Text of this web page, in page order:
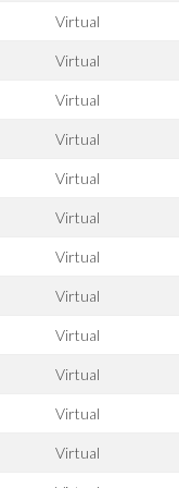
Virtual
Virtual
Virtual
Virtual
Virtual
Virtual
Virtual
Virtual
Virtual
Virtual
Virtual
Virtual